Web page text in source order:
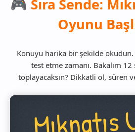
🎮 Sıra Sende:
Oyunu
Konuyu harika bir şekilde
test etme zamanı. Bakalım
toplayacaksın? Dikkatli ol, süren